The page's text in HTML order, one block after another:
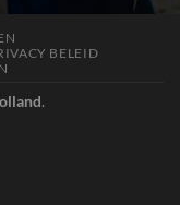
BELEID
.